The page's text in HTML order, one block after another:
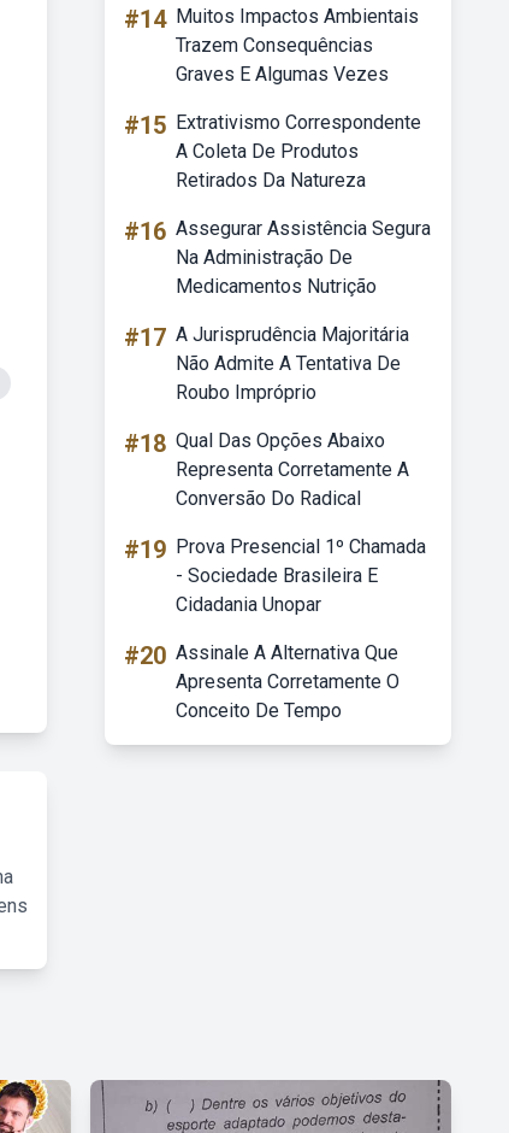
#14 Muitos Impactos Ambientais
Trazem Consequências
Graves E Algumas Vezes
#15 Extrativismo Correspondente
A Coleta De Produtos
Retirados Da Natureza
#16 Assegurar Assistência Segura
Na Administração De
Medicamentos Nutrição
#17 A Jurisprudência Majoritária
Não Admite A Tentativa De
Roubo Impróprio
#18 Qual Das Opções Abaixo
Representa Corretamente A
Conversão Do Radical
#19 Prova Presencial 1º Chamada
- Sociedade Brasileira E
Cidadania Unopar
#20 Assinale A Alternativa Que
Apresenta Corretamente O
Conceito De Tempo